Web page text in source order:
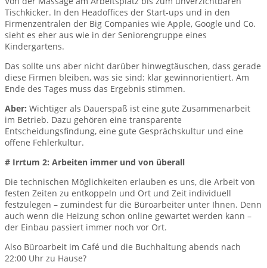
Tischkicker. In den Headoffices der Start-ups und in den
Firmenzentralen der Big Companies wie Apple, Google und Co.
sieht es eher aus wie in der Seniorengruppe eines
Kindergartens.
Das sollte uns aber nicht darüber hinwegtäuschen, dass gerade
diese Firmen bleiben, was sie sind: klar gewinnorientiert. Am
Ende des Tages muss das Ergebnis stimmen.
Aber: Wichtiger als Dauerspaß ist eine gute Zusammenarbeit
im Betrieb. Dazu gehören eine transparente
Entscheidungsfindung, eine gute Gesprächskultur und eine
offene Fehlerkultur.
# Irrtum 2: Arbeiten immer und von überall
Die technischen Möglichkeiten erlauben es uns, die Arbeit von
festen Zeiten zu entkoppeln und Ort und Zeit individuell
festzulegen – zumindest für die Büroarbeiter unter Ihnen. Denn
auch wenn die Heizung schon online gewartet werden kann –
der Einbau passiert immer noch vor Ort.
Also Büroarbeit im Café und die Buchhaltung abends nach
22:00 Uhr zu Hause?